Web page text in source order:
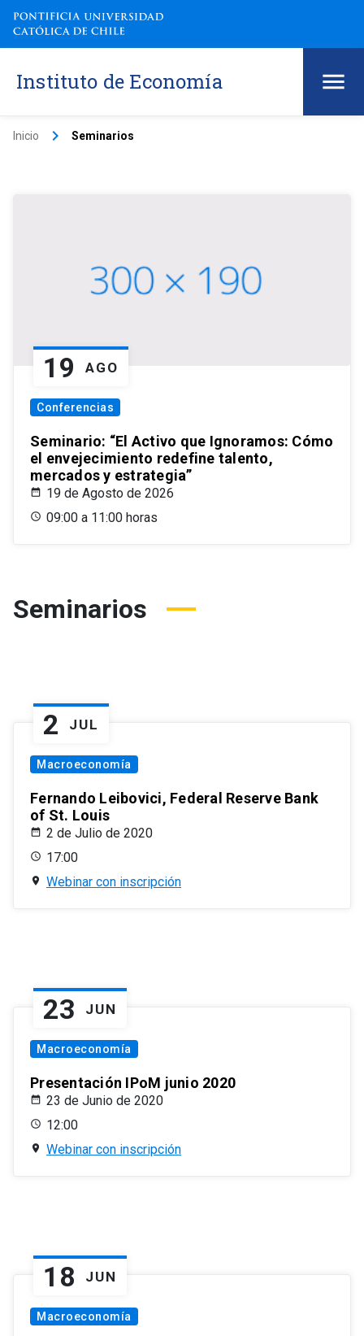
Instituto de Economía
Inicio keyboard_arrow_right Seminarios
19 AGO
Conferencias
Seminario: “El Activo que Ignoramos: Cómo
el envejecimiento redefine talento,
mercados y estrategia”
19 de Agosto de 2026
09:00 a 11:00 horas
Seminarios
2 JUL
Macroeconomía
Fernando Leibovici, Federal Reserve Bank
of St. Louis
2 de Julio de 2020
17:00
Webinar con inscripción
23 JUN
Macroeconomía
Presentación IPoM junio 2020
23 de Junio de 2020
12:00
Webinar con inscripción
18 JUN
Macroeconomía